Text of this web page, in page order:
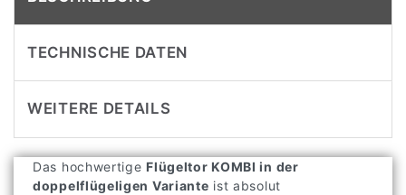
TECHNISCHE DATEN
WEITERE DETAILS
Das hochwertige Flügeltor KOMBI in der
doppelflügeligen Variante ist absolut